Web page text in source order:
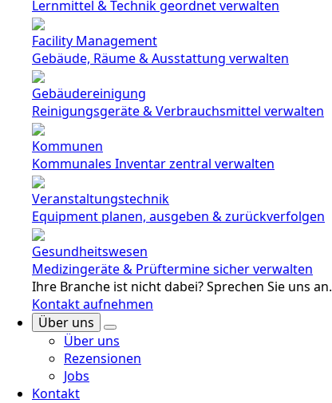
Lernmittel & Technik geordnet verwalten
Facility Management
Gebäude, Räume & Ausstattung verwalten
Gebäudereinigung
Reinigungsgeräte & Verbrauchsmittel verwalten
Kommunen
Kommunales Inventar zentral verwalten
Veranstaltungstechnik
Equipment planen, ausgeben & zurückverfolgen
Gesundheitswesen
Medizingeräte & Prüftermine sicher verwalten
Ihre Branche ist nicht dabei? Sprechen Sie uns an.
Kontakt aufnehmen
Über uns
Über uns
Rezensionen
Jobs
Kontakt